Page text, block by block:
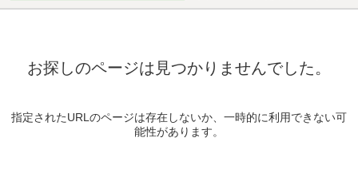
お探しのページは見つかりませんでした。
指定されたURLのページは存在しないか、一時的に利用できない可
能性があります。